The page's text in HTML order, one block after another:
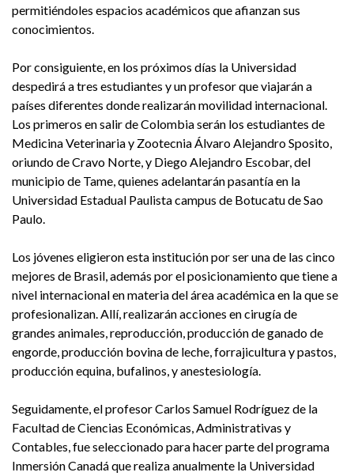
permitiéndoles espacios académicos que afianzan sus
conocimientos.
Por consiguiente, en los próximos días la Universidad
despedirá a tres estudiantes y un profesor que viajarán a
países diferentes donde realizarán movilidad internacional.
Los primeros en salir de Colombia serán los estudiantes de
Medicina Veterinaria y Zootecnia Álvaro Alejandro Sposito,
oriundo de Cravo Norte, y Diego Alejandro Escobar, del
municipio de Tame, quienes adelantarán pasantía en la
Universidad Estadual Paulista campus de Botucatu de Sao
Paulo.
Los jóvenes eligieron esta institución por ser una de las cinco
mejores de Brasil, además por el posicionamiento que tiene a
nivel internacional en materia del área académica en la que se
profesionalizan. Allí, realizarán acciones en cirugía de
grandes animales, reproducción, producción de ganado de
engorde, producción bovina de leche, forrajicultura y pastos,
producción equina, bufalinos, y anestesiología.
Seguidamente, el profesor Carlos Samuel Rodríguez de la
Facultad de Ciencias Económicas, Administrativas y
Contables, fue seleccionado para hacer parte del programa
Inmersión Canadá que realiza anualmente la Universidad